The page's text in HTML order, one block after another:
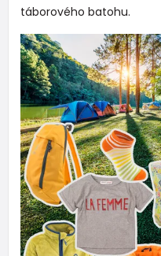
táborového batohu.